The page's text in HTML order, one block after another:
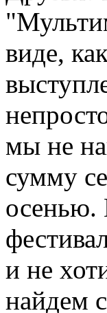
виде,
мы не
сумму
осенью.
и не
найдем